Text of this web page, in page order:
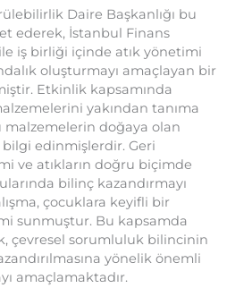
Daire Başkanlığı bu
ederek, İstanbul Finans
iş birliği içinde atık yönetimi
oluşturmayı amaçlayan bir
Etkinlik kapsamında
yakından tanıma
malzemelerin doğaya olan
edinmişlerdir. Geri
ve atıkların doğru biçimde
bilinç kazandırmayı
çocuklara keyifli bir
sunmuştur. Bu kapsamda
çevresel sorumluluk bilincinin
yönelik önemli
amaçlamaktadır.